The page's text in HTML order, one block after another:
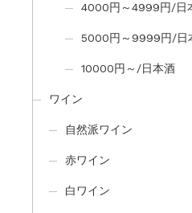
4000円～4999円/日
5000円～9999円/日
10000円～/日本酒
ワイン
自然派ワイン
赤ワイン
白ワイン